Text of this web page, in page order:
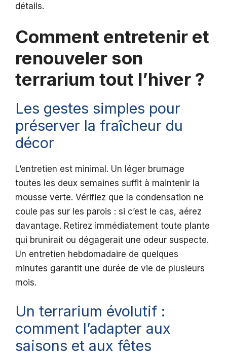
détails.
Comment entretenir et
renouveler son
terrarium tout l’hiver ?
Les gestes simples pour
préserver la fraîcheur du
décor
L’entretien est minimal. Un léger brumage
toutes les deux semaines suffit à maintenir la
mousse verte. Vérifiez que la condensation ne
coule pas sur les parois : si c’est le cas, aérez
davantage. Retirez immédiatement toute plante
qui brunirait ou dégagerait une odeur suspecte.
Un entretien hebdomadaire de quelques
minutes garantit une durée de vie de plusieurs
mois.
Un terrarium évolutif :
comment l’adapter aux
saisons et aux fêtes